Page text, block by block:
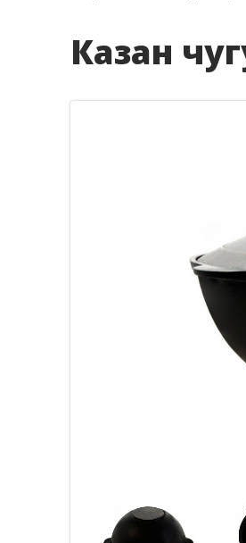
Казан